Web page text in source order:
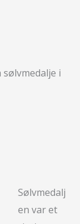
sølvmedalje i
Sølvmedalj
en var et